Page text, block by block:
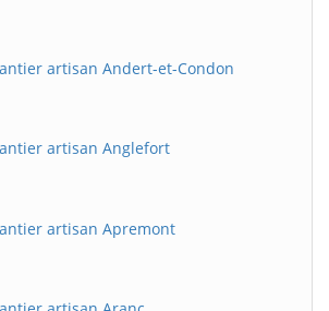
artisan Andert-et-Condon
artisan Anglefort
artisan Apremont